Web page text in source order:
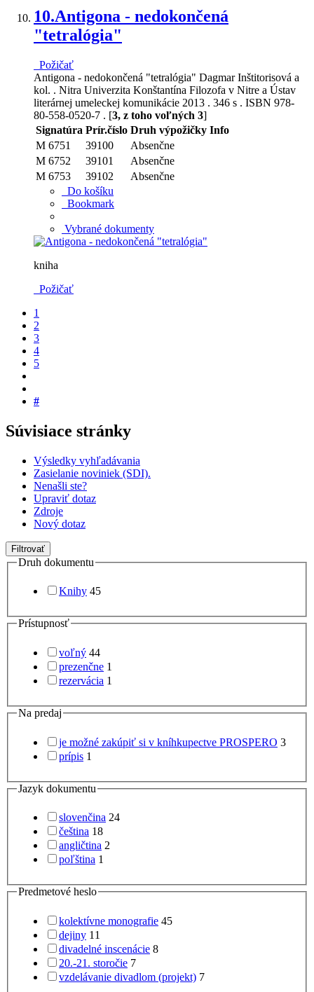
10.Antigona - nedokončená
"tetralógia"
Požičať
Antigona - nedokončená "tetralógia" Dagmar Inštitorisová a
kol. . Nitra Univerzita Konštantína Filozofa v Nitre a Ústav
literárnej umeleckej komunikácie 2013 . 346 s . ISBN 978-
80-558-0520-7 . [3, z toho voľných 3]
Signatúra Prír.číslo Druh výpožičky Info
M 6751
39100
Absenčne
M 6752
39101
Absenčne
M 6753
39102
Absenčne
Do košíku
Bookmark
Vybrané dokumenty
kniha
Požičať
1
2
3
4
5
#
Súvisiace stránky
Výsledky vyhľadávania
Zasielanie noviniek (SDI).
Nenašli ste?
Upraviť dotaz
Zdroje
Nový dotaz
Filtrovať
Druh dokumentu
Knihy 45
Prístupnosť
voľný 44
prezenčne 1
rezervácia 1
Na predaj
je možné zakúpiť si v kníhkupectve PROSPERO 3
prípis 1
Jazyk dokumentu
slovenčina 24
čeština 18
angličtina 2
poľština 1
Predmetové heslo
kolektívne monografie 45
dejiny 11
divadelné inscenácie 8
20.-21. storočie 7
vzdelávanie divadlom (projekt) 7